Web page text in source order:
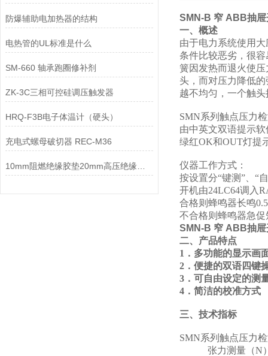
防爆辅助电加热器的结构
电热管的UL标准是什么
SM-660 轴承跑圈修补剂
ZK-3C三相可控硅调压触发器
HRQ-F3B电子体温计（硬头）
充电式螺母破切器 REC-M36
10mm阻燃绝缘胶垫20mm高压绝缘垫66KV高压绝缘垫
SMN-B 窄 ABB抽
一、概述
由于电力系统使用
条件比较恶劣，很
簧因发热而退火使
头，而对压力降低
越不均匀，一个触
SMN系列触点压力
由中英文双语提示
绿红OK和OUT灯提
仪器工作方式：
按设置分“键测”、“
开机由24LC64调入
合格则蜂鸣器长鸣
不合格则蜂鸣器急
SMN-B 窄 ABB抽
二、产品特点
1．多功能的显示画
2．便捷的双语四键
3．可自由设定的测
4．简洁的校准方式
三、技术指标
SMN系列触点压力
张力测量（N